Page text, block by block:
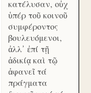
κατέλυσαν, οὐχ
ὑπέρ τοῦ κοινοῦ
συμφέροντος
βουλευόμενοι,
ἀλλ᾽ ἐπί τῇ
ἀδικίᾳ καὶ τῷ
ἀφανεῖ τά
πράγματα